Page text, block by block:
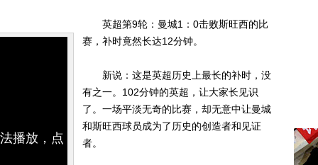
播放，点
英超第9轮：曼城1：0击败斯旺西的比
赛，补时竟然长达12分钟。
新说：这是英超历史上最长的补时，没
有之一。102分钟的英超，让大家长见识
了。一场平淡无奇的比赛，却无意中让曼城
和斯旺西球员成为了历史的创造者和见证
者。